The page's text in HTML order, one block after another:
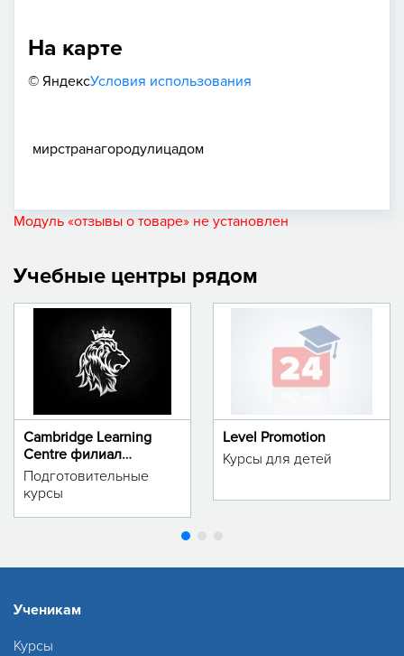
На карте
© ЯндексУсловия использования
мирстранагородулицадом
Модуль «отзывы о товаре» не установлен
Учебные центры рядом
Cambridge Learning
Centre филиал
м.Тинчлик
Подготовительные
курсы
Level Promotion
Курсы для детей
Ученикам
Курсы